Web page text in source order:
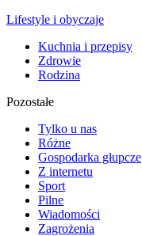
Lifestyle i obyczaje
Kuchnia i przepisy
Zdrowie
Rodzina
Pozostałe
Tylko u nas
Różne
Gospodarka głupcze
Z internetu
Sport
Pilne
Wiadomości
Zagrożenia